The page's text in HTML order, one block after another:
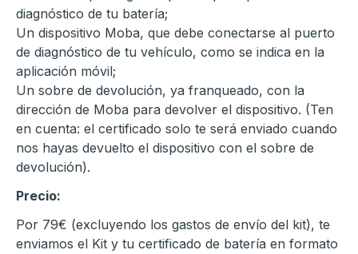
diagnóstico de tu batería;
Un dispositivo Moba, que debe conectarse al puerto
de diagnóstico de tu vehículo, como se indica en la
aplicación móvil;
Un sobre de devolución, ya franqueado, con la
dirección de Moba para devolver el dispositivo. (Ten
en cuenta: el certificado solo te será enviado cuando
nos hayas devuelto el dispositivo con el sobre de
devolución).
Precio:
Por 79€ (excluyendo los gastos de envío del kit), te
enviamos el Kit y tu certificado de batería en formato